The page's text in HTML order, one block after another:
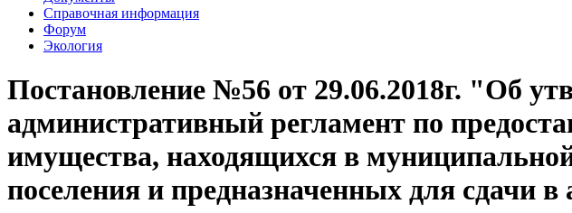
Справочная информация
Форум
Экология
Постановление №56 от 29.06.2018г. "Об
административный регламент по
имущества, находящихся в муниципальной
поселения и предназначенных для сдачи